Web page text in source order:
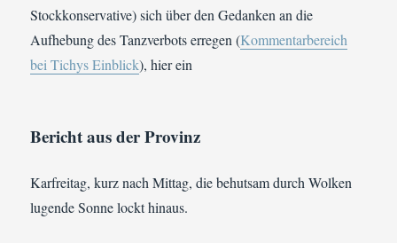
Stockkonservative) sich über den Gedanken an die
Aufhebung des Tanzverbots erregen (Kommentarbereich
bei Tichys Einblick), hier ein
Bericht aus der Provinz
Karfreitag, kurz nach Mittag, die behutsam durch Wolken
lugende Sonne lockt hinaus.